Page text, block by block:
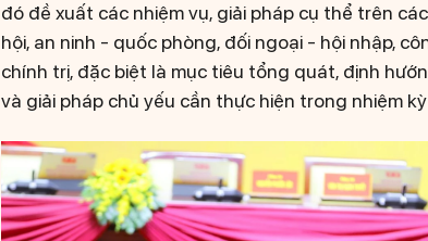
đó đề xuất các nhiệm vụ, giải pháp cụ thể trên
hội, an ninh - quốc phòng, đối ngoại - hội nhập,
chính trị, đặc biệt là mục tiêu tổng quát, định
và giải pháp chủ yếu cần thực hiện trong nhiệm